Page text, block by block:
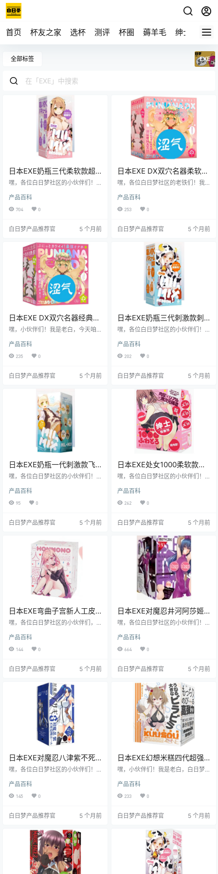
首页 杯友之家 选杯 测评 杯圈 薅羊毛 绅士 视频
全部标签 EXE
日本EXE奶瓶三代柔软款超
柔软体验飞机杯测评报告
嘿，各位白日梦社区的小伙伴们！
品牌的奶瓶三代柔软款飞机杯。这
玩意儿可是让我眼前一亮，接下来
产品百科
704 0
白日梦产品推荐官 5 个月前
日本EXE DX双穴名器柔软慢
玩款飞机杯测评报告
嘿，各位白日梦社区的老铁们！我
日本的EXE DX双穴名器柔软慢玩款
飞机杯的详细测评。这款飞机杯可
接下来，就让我带你深入了解这款
不值得你入手。
产品百科
253 0
白日梦产品推荐官 5 个月前
日本EXE DX双穴名器经典款
硅胶材质高刺激双通道飞机
嘿，小伙伴们！我是老白，今天咱
双穴名器经典款飞机杯。这玩意儿
可是老白我测评过的一款相当有料
的产品，无论是从材质、设计还是
来，就让我带你一探究竟！
产品百科
235 0
白日梦产品推荐官 5 个月前
日本EXE奶瓶三代刺激款刺
激升级飞机杯测评报告
嘿，各位白日梦社区的小伙伴们！
奶瓶三代刺激款飞机杯。这玩意儿
可是让不少老铁们心动不已，到底
它值不值得入手？看完这篇测评你
产品百科
202 0
白日梦产品推荐官 5 个月前
日本EXE奶瓶一代刺激款飞
机杯测评报告
嘿，各位白日梦社区的小伙伴们！
本EXE品牌的奶瓶一代刺激款飞机杯
的测评。这款飞机杯可是有着不少
亮点，接下来就让我带你一探究
产品百科
95 0
白日梦产品推荐官 5 个月前
日本EXE处女1000柔软款超
柔软飞机杯测评报告
嘿，各位白日梦社区的小伙伴们！
E 品牌的处女 1000 柔软款飞机杯。
这款飞机杯号称“处女 1000”，听起
来就让人充满期待。我可是亲自上
你们好好说道说道，看看它到底是
产品百科
262 0
白日梦产品推荐官 5 个月前
日本EXE弯曲子宫新人工皮
肤版飞机杯测评报告
嘿，各位白日梦社区的小伙伴们，
本 EXE 的弯曲子宫新人工皮肤版飞
机杯。这款产品号称是模拟真实体
获满满！
产品百科
144 0
白日梦产品推荐官 5 个月前
日本EXE对魔忍井河阿莎姬
超逼真仿生飞机杯测评报告
嘿，各位白日梦社区的小伙伴们！
E 品牌的对魔忍 - 井河阿莎姬飞机
杯。这玩意儿可是号称超逼真仿
明明白白。
产品百科
664 0
白日梦产品推荐官 5 个月前
日本EXE对魔忍八津紫不死
觉醒高刺激飞机杯测评报告
嘿，各位白日梦社区的小伙伴们！
日本 EXE 品牌的对魔忍 - 八津紫 -
不死觉醒飞机杯。这玩意儿可真是
一起看看它的表现到底咋样吧！
产品百科
145 0
白日梦产品推荐官 5 个月前
日本EXE幻想米糕四代超强
包裹感飞机杯测评报告
嘿，小伙伴们！我是老白，白日梦
们来唠唠日本 EXE 品牌的幻想米糕
四代飞机杯。这款产品可是让我眼
产品百科
233 0
白日梦产品推荐官 5 个月前